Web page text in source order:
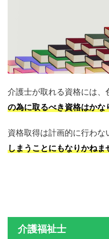
介護士が取れる資格には、
の為に取るべき資格はかな
資格取得は計画的に行わな
しまうことにもなりかねま
介護福祉士